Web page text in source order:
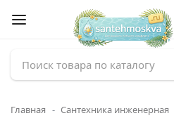
Главная
Сантехника инженерная